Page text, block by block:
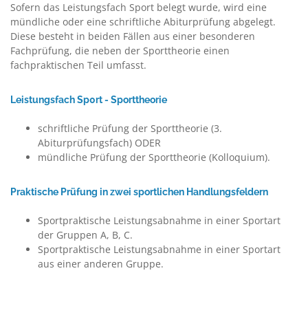
Sofern das Leistungsfach Sport belegt wurde, wird eine
mündliche oder eine schriftliche Abiturprüfung abgelegt.
Diese besteht in beiden Fällen aus einer besonderen
Fachprüfung, die neben der Sporttheorie einen
fachpraktischen Teil umfasst.
Leistungsfach Sp0rt - Sporttheorie
schriftliche Prüfung der Sporttheorie (3.
Abiturprüfungsfach) ODER
mündliche Prüfung der Sporttheorie (Kolloquium).
Praktische Prüfung in zwei sportlichen Handlungsfeldern
Sportpraktische Leistungsabnahme in einer Sportart
der Gruppen A, B, C.
Sportpraktische Leistungsabnahme in einer Sportart
aus einer anderen Gruppe.